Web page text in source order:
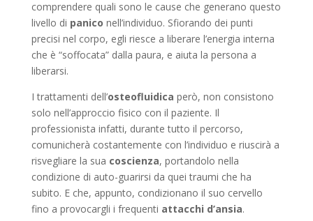
comprendere quali sono le cause che generano questo
livello di panico nell’individuo. Sfiorando dei punti
precisi nel corpo, egli riesce a liberare l’energia interna
che è “soffocata” dalla paura, e aiuta la persona a
liberarsi.
I trattamenti dell’osteofluidica però, non consistono
solo nell’approccio fisico con il paziente. Il
professionista infatti, durante tutto il percorso,
comunicherà costantemente con l’individuo e riuscirà a
risvegliare la sua coscienza, portandolo nella
condizione di auto-guarirsi da quei traumi che ha
subito. E che, appunto, condizionano il suo cervello
fino a provocargli i frequenti attacchi d’ansia.